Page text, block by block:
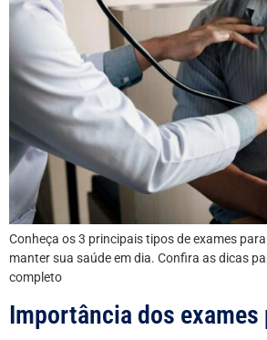
Conheça os 3 principais tipos de exames
manter sua saúde em dia. Confira as dicas
completo
Importância dos exames